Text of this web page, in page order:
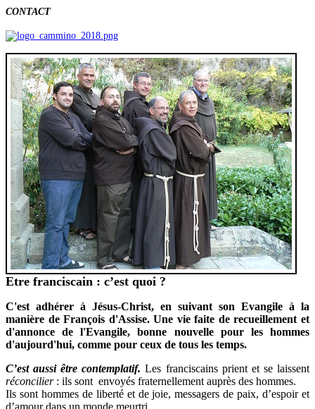
CONTACT
Etre franciscain : c’est quoi ?
C'est adhérer à Jésus-Christ, en suivant son Evangile à la
manière de François d'Assise. Une vie faite de recueillement et
d'annonce de l'Evangile, bonne nouvelle pour les hommes
d'aujourd'hui, comme pour ceux de tous les temps.
C’est aussi être contemplatif. Les franciscains prient et se laissent
réconcilier: ils sont envoyés fraternellement auprès des hommes.
Ils sont hommes de liberté et de joie, messagers de paix, d’espoir et
d’amour dans un monde meurtri.